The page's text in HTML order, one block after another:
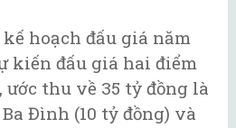
hoạch đấu giá năm
kiến đấu giá hai điểm
thu về 35 tỷ đồng là
Đình (10 tỷ đồng) và